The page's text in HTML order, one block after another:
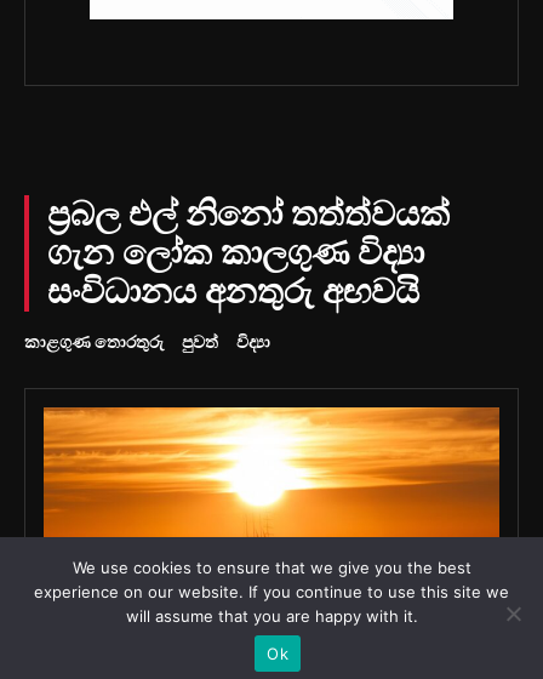
We use cookies to ensure that we give you the best
experience on our website. If you continue to use this site we
will assume that you are happy with it.
Ok